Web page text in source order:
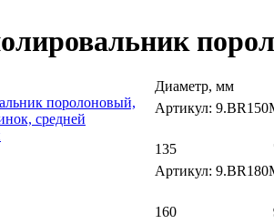
Диаметр, мм
Артикул:
135
Артикул:
160